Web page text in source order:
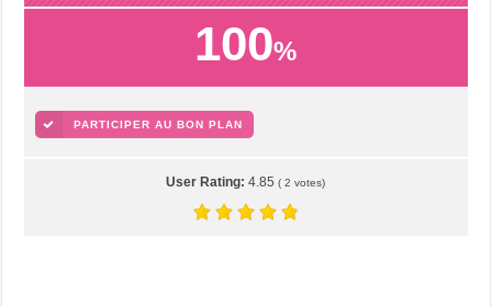
100%
PARTICIPER AU BON PLAN
User Rating:4.85 (2 votes)